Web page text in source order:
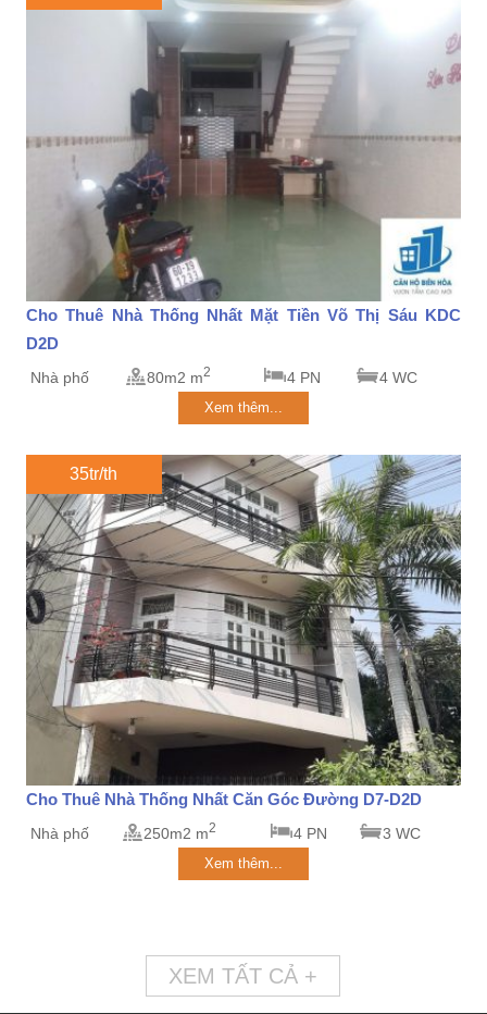
Cho Thuê Nhà Thống Nhất Mặt Tiền Võ Thị Sáu KDC
D2D
Nhà phố 80m2 m2 4 PN 4 WC
Xem thêm...
35tr/th
Cho Thuê Nhà Thống Nhất Căn Góc Đường D7-D2D
Nhà phố 250m2 m2 4 PN 3 WC
Xem thêm...
XEM TẤT CẢ +